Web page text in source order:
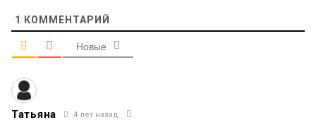
1 КОММЕНТАРИЙ
Новые
Татьяна 4 лет назад